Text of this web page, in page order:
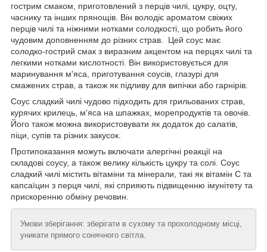
гострим смаком, приготовлений з перців чилі, цукру, оцту,
часнику та інших прянощів. Він володіє ароматом свіжих
перців чилі та ніжними нотками солодкості, що робить його
чудовим доповненням до різних страв. Цей соус має
солодко-гострий смак з виразним акцентом на перцях чилі та
легкими нотками кислотності. Він використовується для
маринування м'яса, приготування соусів, глазурі для
смажених страв, а також як підливу для випічки або гарнірів.
Соус сладкий чилі чудово підходить для грильованих страв,
курячих крилець, м'яса на шпажках, морепродуктів та овочів.
Його також можна використовувати як додаток до салатів,
піци, супів та різних закусок.
Протипоказання можуть включати алергічні реакції на
складові соусу, а також велику кількість цукру та солі. Соус
сладкий чилі містить вітаміни та мінерали, такі як вітамін C та
капсаїцин з перця чилі, які сприяють підвищенню імунітету та
прискоренню обміну речовин.
Умови зберігання: зберігати в сухому та прохолодному місці,
уникати прямого сонячного світла.